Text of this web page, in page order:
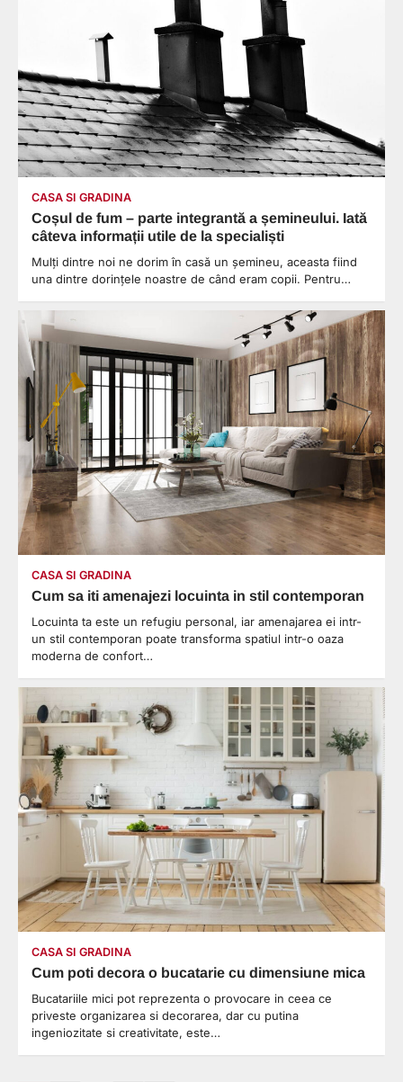
CASA SI GRADINA
Coșul de fum – parte integrantă a șemineului. Iată
câteva informații utile de la specialiști
Mulți dintre noi ne dorim în casă un șemineu, aceasta fiind
una dintre dorințele noastre de când eram copii. Pentru…
CASA SI GRADINA
Cum sa iti amenajezi locuinta in stil contemporan
Locuinta ta este un refugiu personal, iar amenajarea ei intr-
un stil contemporan poate transforma spatiul intr-o oaza
moderna de confort…
CASA SI GRADINA
Cum poti decora o bucatarie cu dimensiune mica
Bucatariile mici pot reprezenta o provocare in ceea ce
priveste organizarea si decorarea, dar cu putina
ingeniozitate si creativitate, este…